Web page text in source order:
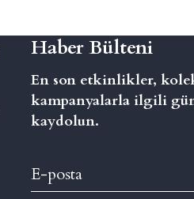
Haber Bülteni
En son etkinlikler,
kampanyalarla ilgili
kaydolun.